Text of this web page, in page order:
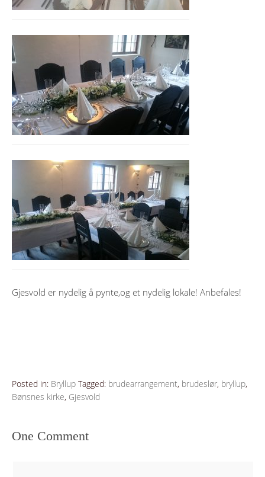
Gjesvold er nydelig å pynte,og et nydelig lokale! Anbefales!
Posted in: Bryllup Tagged: brudearrangement, brudeslør, bryllup,
Bønsnes kirke, Gjesvold
One Comment